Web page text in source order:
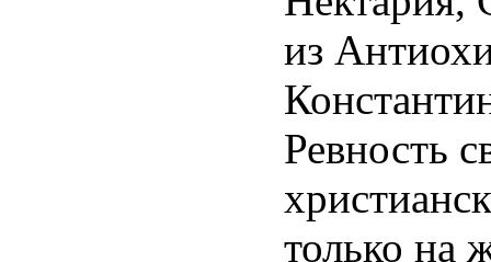
из
Ревность
только на